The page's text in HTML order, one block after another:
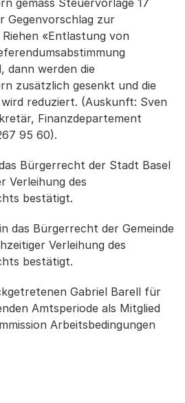
gemäss Steuervorlage 17
Gegenvorschlag zur
«Entlastung von
dann werden die
zusätzlich gesenkt und die
reduziert. (Auskunft: Sven
Finanzdepartement
95 60).
Bürgerrecht der Stadt Basel
Verleihung des
bestätigt.
das Bürgerrecht der Gemeinde
Verleihung des
bestätigt.
Gabriel Barell für
Amtsperiode als Mitglied
Arbeitsbedingungen